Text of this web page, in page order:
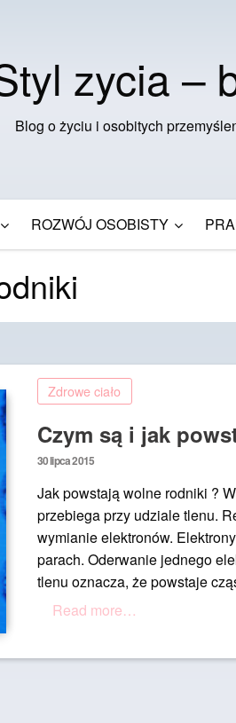
zycia –
Blog o życiu i osobitych
ROZWÓJ OSOBISTY
Zdrowe ciało
Czym są i jak
Posted
30 lipca 2015
Jak powstają wolne rodniki ?
przebiega przy udziale tlenu.
wymianie elektronów.
parach. Oderwanie jednego
tlenu oznacza, że powstaje
Read more…